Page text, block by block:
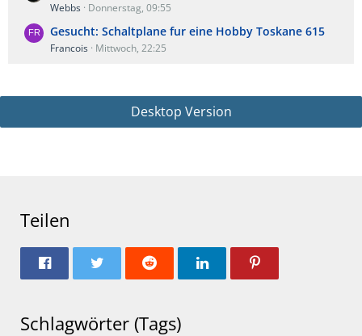
Webbs Donnerstag, 09:55
Gesucht: Schaltplane fur eine Hobby Toskane 615
Francois Mittwoch, 22:25
Desktop Version
Teilen
Schlagwörter (Tags)